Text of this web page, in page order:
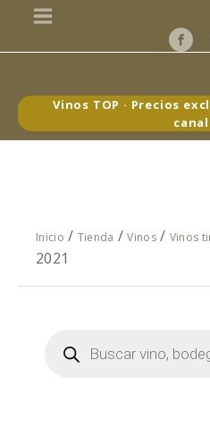
Vinos TOP · Precios
canal
Inicio / Tienda /Vinos/ Vinos
2021
Búsqueda